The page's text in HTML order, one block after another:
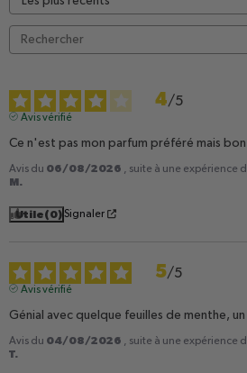
4/5
Avis vérifié
Ce n'est pas mon parfum préféré mais
Avis du 06/08/2026 , suite à une expérience
M.
Utile(0)Signaler
5/5
Avis vérifié
Génial avec quelque feuilles de menthe,
Avis du 04/08/2026 , suite à une expérience
T.